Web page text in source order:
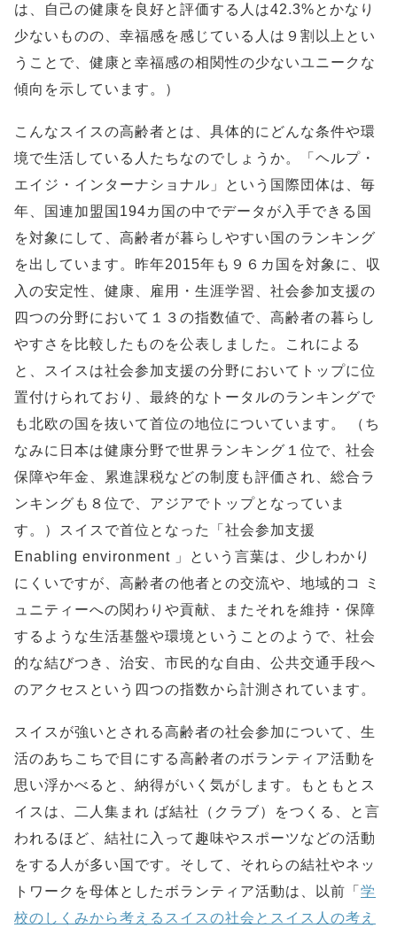
は、自己の健康を良好と評価する人は42.3%とかなり
少ないものの、幸福感を感じている人は９割以上とい
うことで、健康と幸福感の相関性の少ないユニークな
傾向を示しています。）
こんなスイスの高齢者とは、具体的にどんな条件や環
境で生活している人たちなのでしょうか。「ヘルプ・
エイジ・インターナショナル」という国際団体は、毎
年、国連加盟国194カ国の中でデータが入手できる国
を対象にして、高齢者が暮らしやすい国のランキング
を出しています。昨年2015年も９６カ国を対象に、収
入の安定性、健康、雇用・生涯学習、社会参加支援の
四つの分野において１３の指数値で、高齢者の暮らし
やすさを比較したものを公表しました。これによる
と、スイスは社会参加支援の分野においてトップに位
置付けられており、最終的なトータルのランキングで
も北欧の国を抜いて首位の地位についています。 （ち
なみに日本は健康分野で世界ランキング１位で、社会
保障や年金、累進課税などの制度も評価され、総合ラ
ンキングも８位で、アジアでトップとなっていま
す。）スイスで首位となった「社会参加支援
Enabling environment 」という言葉は、少しわかり
にくいですが、高齢者の他者との交流や、地域的コ ミ
ュニティーへの関わりや貢献、またそれを維持・保障
するような生活基盤や環境ということのようで、社会
的な結びつき、治安、市民的な自由、公共交通手段へ
のアクセスという四つの指数から計測されています。
スイスが強いとされる高齢者の社会参加について、生
活のあちこちで目にする高齢者のボランティア活動を
思い浮かべると、納得がいく気がします。もともとス
イスは、二人集まれ ば結社（クラブ）をつくる、と言
われるほど、結社に入って趣味やスポーツなどの活動
をする人が多い国です。そして、それらの結社やネッ
トワークを母体としたボランティア活動は、以前「 学
校のしくみから考えるスイスの社会とスイス人の考え